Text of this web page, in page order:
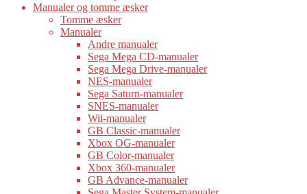
Manualer og tomme æsker
Tomme æsker
Manualer
Andre manualer
Sega Mega CD-manualer
Sega Mega Drive-manualer
NES-manualer
Sega Saturn-manualer
SNES-manualer
Wii-manualer
GB Classic-manualer
Xbox OG-manualer
GB Color-manualer
Xbox 360-manualer
GB Advance-manualer